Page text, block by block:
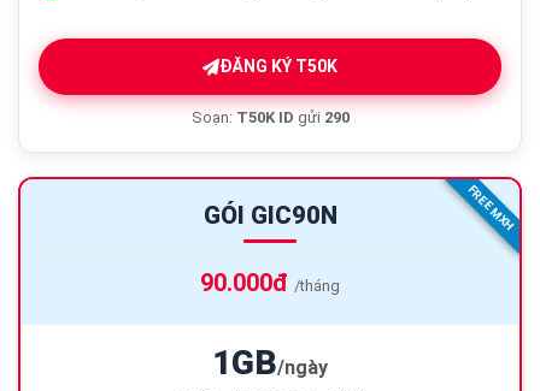
ĐĂNG KÝ T50K
Soạn: T50K ID gửi 290
FREE MXH
GÓI GIC90N
90.000đ /tháng
1GB/ngày